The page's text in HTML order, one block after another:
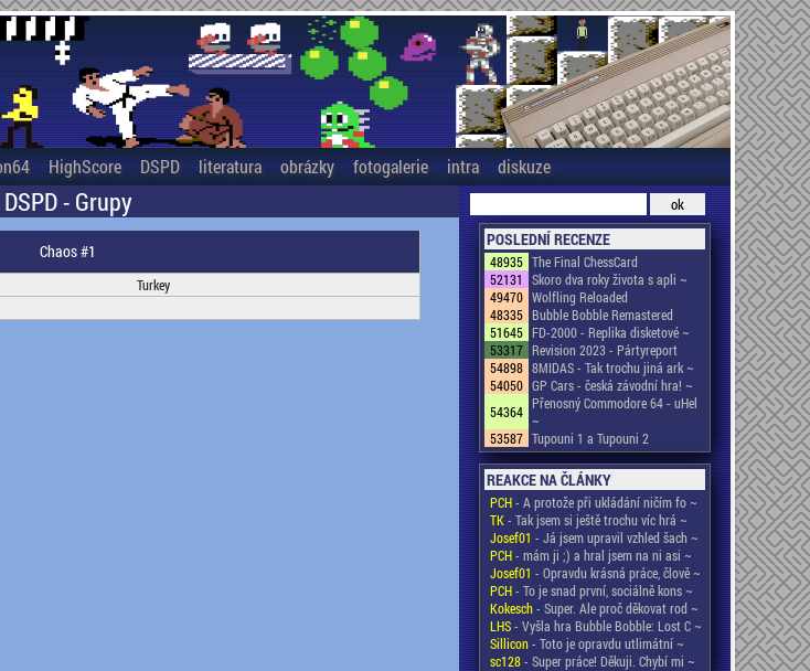
HighScore DSPD literatura obrázky fotogalerie intra diskuze
DSPD - Grupy
Chaos #1
Turkey
POSLEDNÍ RECENZE
48935 The Final ChessCard
52131
Skoro dva roky života s apli ~
49470 Wolfling Reloaded
48335 Bubble Bobble Remastered
51645 FD-2000 - Replika disketové ~
53317 Revision 2023 - Pártyreport
54898 8MIDAS - Tak trochu jiná ark ~
54050 GP Cars - česká závodní hra! ~
54364 Přenosný Commodore 64 - uHel
~
53587 Tupouni 1 a Tupouni 2
REAKCE NA ČLÁNKY
PCH- A protože při ukládání ničím fo ~
TK- Tak jsem si ještě trochu víc hrá ~
Josef01 - Já jsem upravil vzhled šach ~
PCH- mám ji ;) a hral jsem na ni asi ~
Josef01 - Opravdu krásná práce, člově ~
PCH- To je snad první, sociálně kons ~
Kokesch- Super. Ale proč děkovat rod ~
LHS- Vyšla hra Bubble Bobble: Lost C ~
Sillicon- Toto je opravdu utlimátní ~
sc128- Super práce! Děkuji. Chybí mi ~